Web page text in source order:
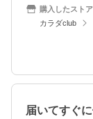
購入したストア
カラダclub
届いてすぐ